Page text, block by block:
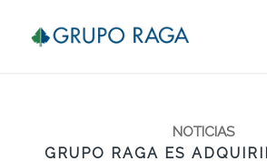
NOTICIAS
GRUPO RAGA ES